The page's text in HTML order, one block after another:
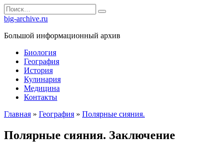
Перейти
к
содержанию
Search
for:
big-archive.ru
Большой информационный архив
Биология
География
История
Кулинария
Медицина
Контакты
Главная » География » Полярные сияния.
Полярные сияния. Заключение